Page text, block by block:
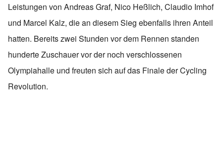
Leistungen von Andreas Graf, Nico Heßlich, Claudio Imhof
und Marcel Kalz, die an diesem Sieg ebenfalls ihren Anteil
hatten. Bereits zwei Stunden vor dem Rennen standen
hunderte Zuschauer vor der noch verschlossenen
Olympiahalle und freuten sich auf das Finale der Cycling
Revolution.